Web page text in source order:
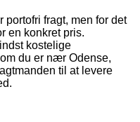
portofri fragt, men for det
en konkret pris.
kostelige
du er nær Odense,
til at levere